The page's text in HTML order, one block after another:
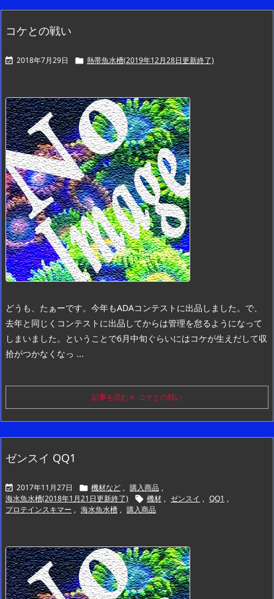
コケとの戦い
 2018年7月29日  熱帯魚水槽(2019年12月28日更新終了)
どうも、たぁーです。 今年もADAコンテストに出品しました。 で、
去年と同じくコンテストに出品してからは管理を怠るようになって
しまいました。 ということで6月中旬ぐらいにはコケが生えだして収
拾がつかなくなっ ...
記事を読む コケとの戦い
ゼンスイ QQ1
 2017年11月27日  機材など , 購入商品 ,
海水魚水槽(2018年1月21日更新終了)
 機材 , ゼンスイ , QQ1 ,
プロテインスキマー , 海水魚水槽 , 購入商品